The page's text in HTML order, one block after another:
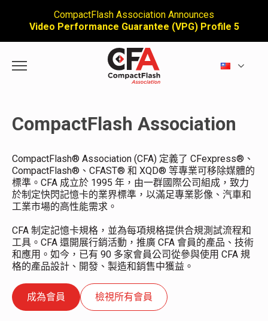
CompactFlash Association Announces
Video Performance Guarantee (VPG) Profile 5
CompactFlash Association
CompactFlash® Association (CFA) 定義了 CFexpress®、
CompactFlash®、CFAST® 和 XQD® 等專業可移除媒體的
標準。CFA 成立於 1995 年，由一群國際公司組成，致力
於制定快閃記憶卡的業界標準，以滿足專業影像、汽車和
工業市場的高性能需求。
CFA 制定記憶卡規格，並為每項規格提供合規測試流程和
工具。CFA 還開展行銷活動，推廣 CFA 會員的產品、技術
和應用。如今，已有 90 多家會員公司從參與使用 CFA 規
格的產品設計、開發、製造和銷售中獲益。
成為會員 檢視所有會員